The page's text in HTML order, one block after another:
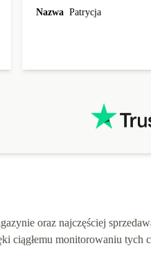
Nazwa Patrycja
oraz najczęściej
ciągłemu monitorowaniu